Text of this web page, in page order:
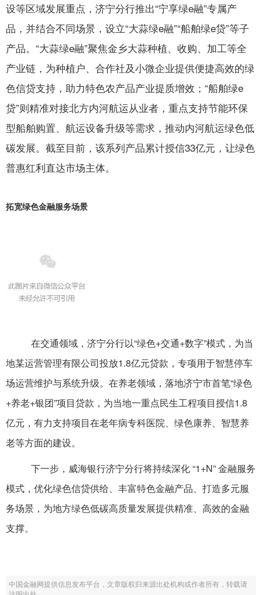
设等区域发展重点，济宁分行推出“宁享绿e融”专属产
品，并结合不同场景，设立“大蒜绿e融”“船舶绿e贷”等子
产品。“大蒜绿e融”聚焦金乡大蒜种植、收购、加工等全
产业链，为种植户、合作社及小微企业提供便捷高效的绿
色信贷支持，助力特色农产品产业提质增效；“船舶绿e
贷”则精准对接北方内河航运从业者，重点支持节能环保
型船舶购置、航运设备升级等需求，推动内河航运绿色低
碳发展。截至目前，该系列产品累计授信33亿元，让绿色
普惠红利直达市场主体。
拓宽绿色金融服务场景
在交通领域，济宁分行以“绿色+交通+数字”模式，为当
地某运营管理有限公司投放1.8亿元贷款，专项用于智慧停车
场运营维护与系统升级。在养老领域，落地济宁市首笔“绿色
+养老+银团”项目贷款，为当地一重点民生工程项目授信1.8
亿元，有力支持项目在老年病专科医院、绿色康养、智慧养
老等方面的建设。
下一步，威海银行济宁分行将持续深化 “1+N” 金融服务
模式，优化绿色信贷供给、丰富特色金融产品、打造多元服
务场景，为地方绿色低碳高质量发展提供精准、高效的金融
支撑。
中国金融网提供信息发布平台，文章版权归来源出处机构或作者所有，转载请